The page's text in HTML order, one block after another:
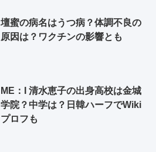
壇蜜の病名はうつ病？体調不良の
原因は？ワクチンの影響とも
ME：I 清水恵子の出身高校は金城
学院？中学は？日韓ハーフでWiki
プロフも